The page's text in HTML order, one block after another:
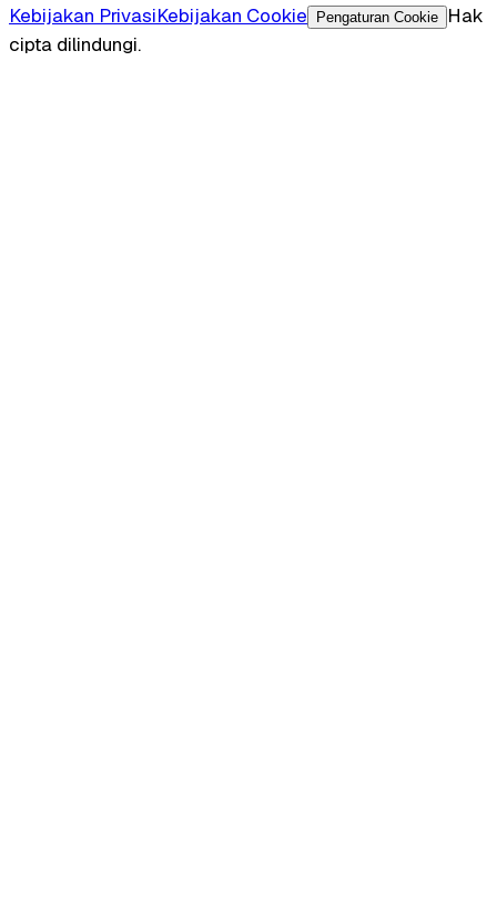
Kebijakan PrivasiKebijakan Cookie Pengaturan Cookie
Hak
cipta dilindungi.